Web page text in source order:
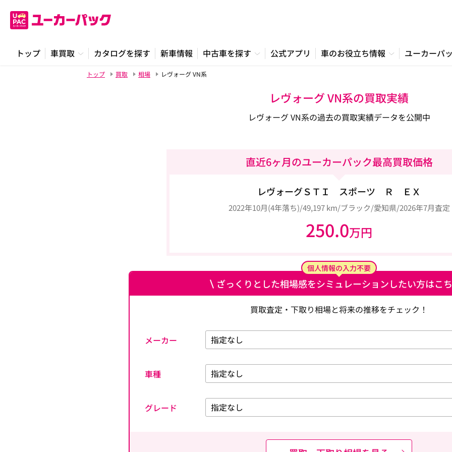
トップ 車買取 カタログを探す 新車情報 中古車を探す 公式アプリ 車のお役立ち情報 ユーカーパ
トップ 買取 相場 レヴォーグ VN系
レヴォーグ VN系の買取実績
レヴォーグ VN系の過去の買取実績データを公開中
直近6ヶ月のユーカーパック最高買取価格
レヴォーグＳＴＩ スポーツ Ｒ ＥＸ
2022年10月(4年落ち)/49,197 km/ブラック/愛知県/2026年7月査定
250.0万円
ざっくりとした相場感をシミュレーションしたい方はこ
個人情報の入力不要
買取査定・下取り相場と将来の推移をチェック！
メーカー
車種
グレード